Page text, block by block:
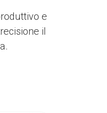
e
il